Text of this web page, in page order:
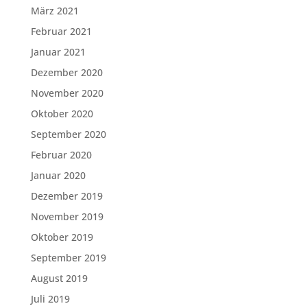
März 2021
Februar 2021
Januar 2021
Dezember 2020
November 2020
Oktober 2020
September 2020
Februar 2020
Januar 2020
Dezember 2019
November 2019
Oktober 2019
September 2019
August 2019
Juli 2019